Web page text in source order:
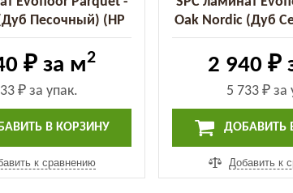
Песочный) (HP
0090)
₽ за м2
₽за упак.
В КОРЗИНУ
к сравнению
Oak Nordic (Дуб
0035)
2 940 ₽
5 733 ₽за
ДОБАВИТЬ
Добавить к